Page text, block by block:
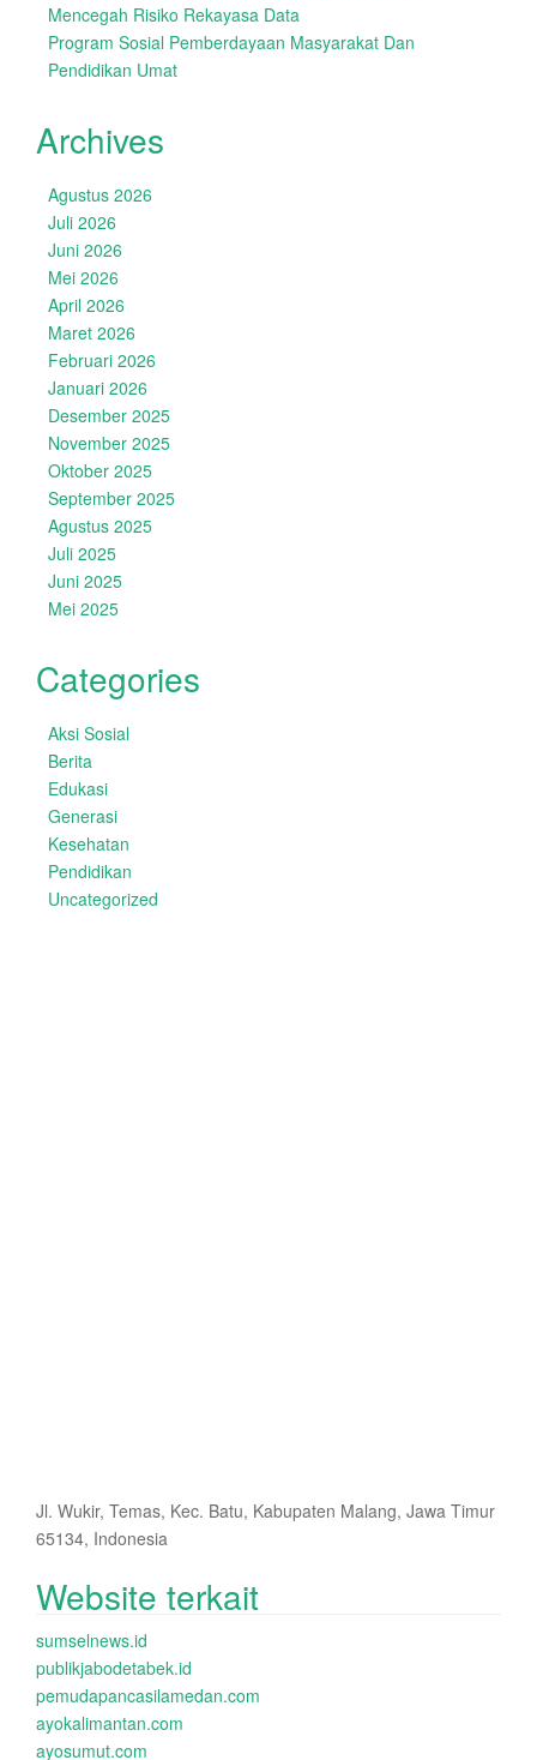
Mencegah Risiko Rekayasa Data
Program Sosial Pemberdayaan Masyarakat Dan
Pendidikan Umat
Archives
Agustus 2026
Juli 2026
Juni 2026
Mei 2026
April 2026
Maret 2026
Februari 2026
Januari 2026
Desember 2025
November 2025
Oktober 2025
September 2025
Agustus 2025
Juli 2025
Juni 2025
Mei 2025
Categories
Aksi Sosial
Berita
Edukasi
Generasi
Kesehatan
Pendidikan
Uncategorized
Jl. Wukir, Temas, Kec. Batu, Kabupaten Malang, Jawa Timur
65134, Indonesia
Website terkait
sumselnews.id
publikjabodetabek.id
pemudapancasilamedan.com
ayokalimantan.com
ayosumut.com